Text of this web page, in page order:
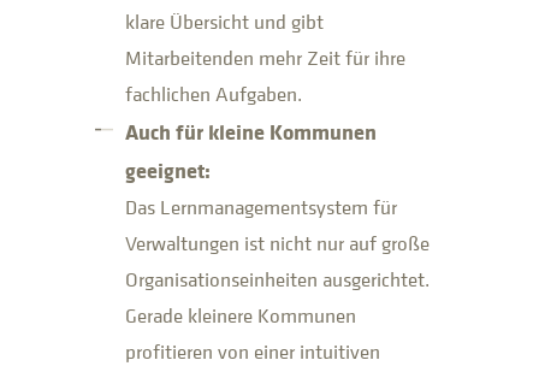
klare Übersicht und gibt
Mitarbeitenden mehr Zeit für ihre
fachlichen Aufgaben.
Auch für kleine Kommunen
geeignet:
Das Lernmanagementsystem für
Verwaltungen ist nicht nur auf große
Organisationseinheiten ausgerichtet.
Gerade kleinere Kommunen
profitieren von einer intuitiven